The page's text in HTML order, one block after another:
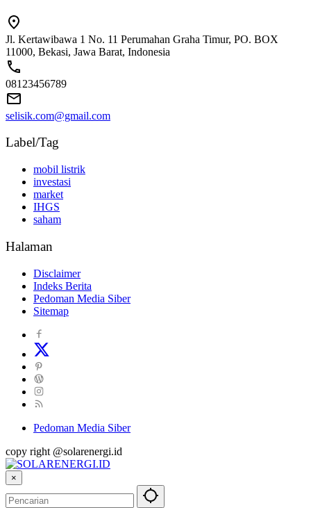
Jl. Kertawibawa 1 No. 11 Perumahan Graha Timur, PO. BOX
11000, Bekasi, Jawa Barat, Indonesia
08123456789
selisik.com@gmail.com
Label/Tag
mobil listrik
investasi
market
IHGS
saham
Halaman
Disclaimer
Indeks Berita
Pedoman Media Siber
Sitemap
Pedoman Media Siber
copy right @solarenergi.id
×